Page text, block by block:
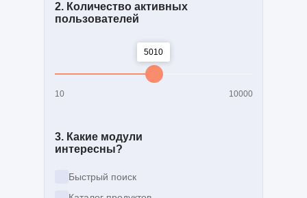
2. Количество активных
пользователей
5010
10 10000
Быстрый поиск
3. Какие модули
интересны?